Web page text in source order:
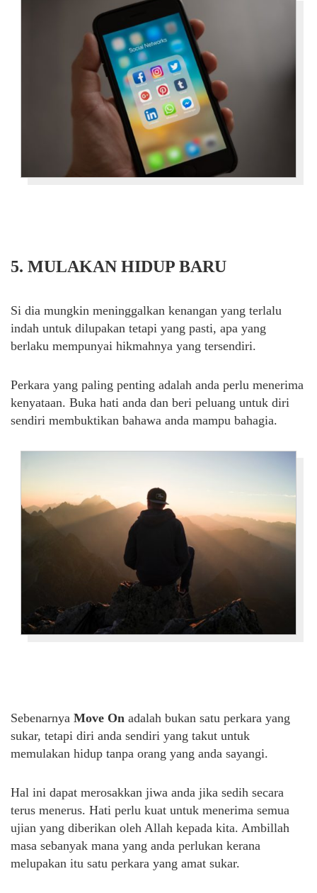
5. MULAKAN HIDUP BARU
Si dia mungkin meninggalkan kenangan yang terlalu
indah untuk dilupakan tetapi yang pasti, apa yang
berlaku mempunyai hikmahnya yang tersendiri.
Perkara yang paling penting adalah anda perlu menerima
kenyataan. Buka hati anda dan beri peluang untuk diri
sendiri membuktikan bahawa anda mampu bahagia.
Sebenarnya Move On adalah bukan satu perkara yang
sukar, tetapi diri anda sendiri yang takut untuk
memulakan hidup tanpa orang yang anda sayangi.
Hal ini dapat merosakkan jiwa anda jika sedih secara
terus menerus. Hati perlu kuat untuk menerima semua
ujian yang diberikan oleh Allah kepada kita. Ambillah
masa sebanyak mana yang anda perlukan kerana
melupakan itu satu perkara yang amat sukar.